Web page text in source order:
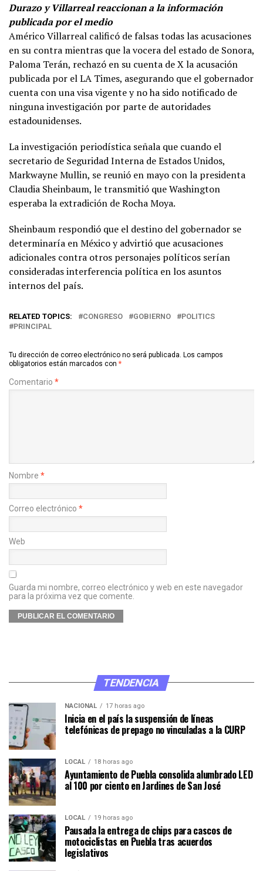
Durazo y Villarreal reaccionan a la información
publicada por el medio
Américo Villarreal calificó de falsas todas las acusaciones
en su contra mientras que la vocera del estado de Sonora,
Paloma Terán, rechazó en su cuenta de X la acusación
publicada por el LA Times, asegurando que el gobernador
cuenta con una visa vigente y no ha sido notificado de
ninguna investigación por parte de autoridades
estadounidenses.
La investigación periodística señala que cuando el
secretario de Seguridad Interna de Estados Unidos,
Markwayne Mullin, se reunió en mayo con la presidenta
Claudia Sheinbaum, le transmitió que Washington
esperaba la extradición de Rocha Moya.
Sheinbaum respondió que el destino del gobernador se
determinaría en México y advirtió que acusaciones
adicionales contra otros personajes políticos serían
consideradas interferencia política en los asuntos
internos del país.
RELATED TOPICS: CONGRESO GOBIERNO
POLITICS
PRINCIPAL
Tu dirección de correo electrónico no será publicada. Los campos
obligatorios están marcados con *
Comentario *
Nombre *
Correo electrónico *
Web
Guarda mi nombre, correo electrónico y web en este navegador
para la próxima vez que comente.
TENDENCIA
NACIONAL 17 horas ago
Inicia en el país la suspensión de líneas
telefónicas de prepago no vinculadas a la CURP
LOCAL 18 horas ago
Ayuntamiento de Puebla consolida alumbrado LED
al 100 por ciento en Jardines de San José
LOCAL 19 horas ago
Pausada la entrega de chips para cascos de
motociclistas en Puebla tras acuerdos
legislativos